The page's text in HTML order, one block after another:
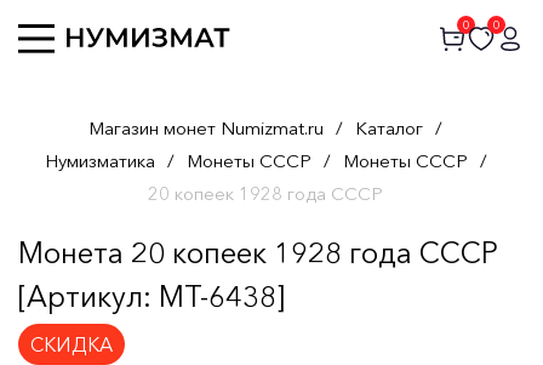
0 0
Магазин монет Numizmat.ru / Каталог /
Нумизматика / Монеты СССР / Монеты СССР /
20 копеек 1928 года СССР
Монета 20 копеек 1928 года СССР
[Артикул: MT-6438]
СКИДКА